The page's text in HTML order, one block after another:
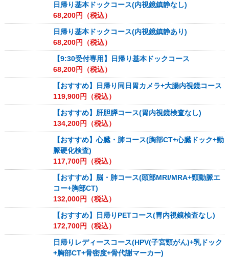
日帰り基本ドックコース(内視鏡鎮静なし)
68,200円（税込）
日帰り基本ドックコース(内視鏡鎮静あり)
68,200円（税込）
【9:30受付専用】日帰り基本ドックコース
68,200円（税込）
【おすすめ】日帰り同日胃カメラ+大腸内視鏡コース
119,900円（税込）
【おすすめ】肝胆膵コース(胃内視鏡検査なし)
134,200円（税込）
【おすすめ】心臓・肺コース(胸部CT+心臓ドック+動
脈硬化検査)
117,700円（税込）
【おすすめ】脳・肺コース(頭部MRI/MRA+頸動脈エ
コー+胸部CT)
132,000円（税込）
【おすすめ】日帰りPETコース(胃内視鏡検査なし)
172,700円（税込）
日帰りレディースコース(HPV(子宮頸がん)+乳ドック
+胸部CT+骨密度+骨代謝マーカー)